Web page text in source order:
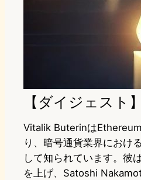
【ダイジェスト】
Vitalik Buterinは
り、暗号通貨業界におけ
して知られています。彼
を上げ、Satoshi